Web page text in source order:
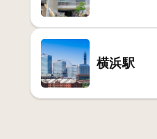
横浜駅